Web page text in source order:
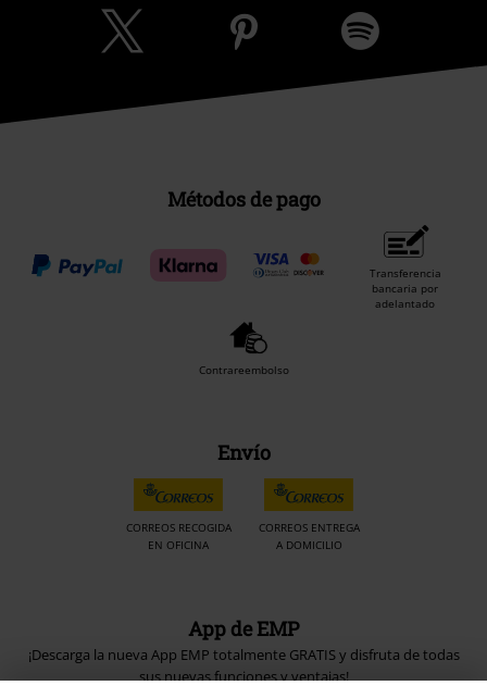
Métodos de pago
Transferencia
bancaria por
adelantado
Contrareembolso
Envío
CORREOS RECOGIDA
EN OFICINA
CORREOS ENTREGA
A DOMICILIO
App de EMP
¡Descarga la nueva App EMP totalmente GRATIS y disfruta de todas
sus nuevas funciones y ventajas!